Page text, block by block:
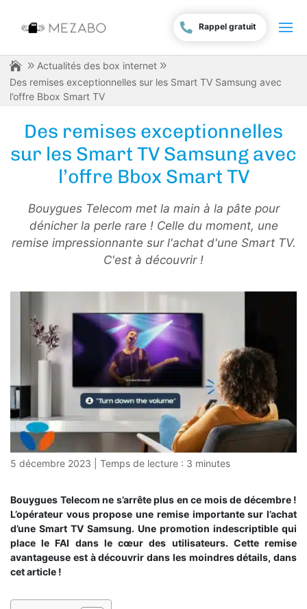
Rappel gratuit
Actualités des box internet
Des remises exceptionnelles sur les Smart TV Samsung avec
l’offre Bbox Smart TV
Des remises exceptionnelles
sur les Smart TV Samsung avec
l’offre Bbox Smart TV
Bouygues Telecom met la main à la pâte pour
dénicher la perle rare ! Celle du moment, une
remise impressionnante sur l'achat d'une Smart TV.
C'est à découvrir !
5 décembre 2023 Temps de lecture : 3 minutes
Bouygues Telecom ne s’arrête plus en ce mois de décembre !
L’opérateur vous propose une remise importante sur l’achat
d’une Smart TV Samsung. Une promotion indescriptible qui
place le FAI dans le cœur des utilisateurs. Cette remise
avantageuse est à découvrir dans les moindres détails, dans
cet article !